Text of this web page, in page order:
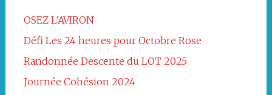
OSEZ L’AVIRON
Défi Les 24 heures pour Octobre Rose
Randonnée Descente du LOT 2025
Journée Cohésion 2024